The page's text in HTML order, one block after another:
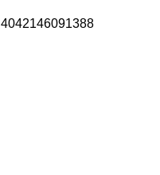
4042146091388